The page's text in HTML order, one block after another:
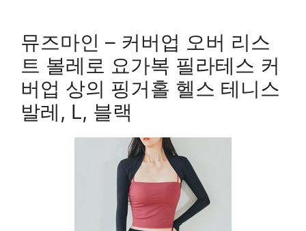
뮤즈마인 – 커버업 오버 리스
트 볼레로 요가복 필라테스 커
버업 상의 핑거홀 헬스 테니스
발레, L, 블랙